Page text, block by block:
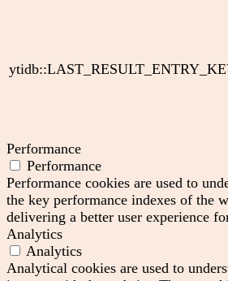
Performance
Performance
Performance cookies are used to
the key performance indexes of the
delivering a better user experience
Analytics
Analytics
Analytical cookies are used to